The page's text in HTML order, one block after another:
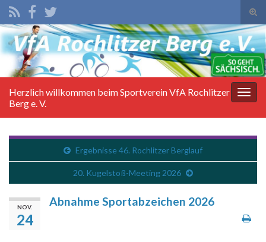
Search for:
Herzlich willkommen beim Sportverein VfA Rochlitzer
Berg e. V.
Ergebnisse 46. Rochlitzer Berglauf
20. Kugelstoß-Meeting 2026
NOV.
24
Abnahme Sportabzeichen 2026